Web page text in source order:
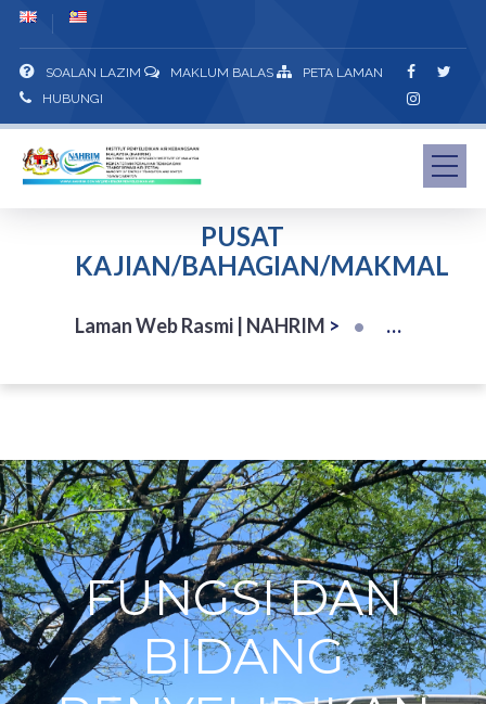
SOALAN LAZIM MAKLUM BALAS
PETA LAMAN
HUBUNGI
PUSAT
KAJIAN/BAHAGIAN/MAKMAL
Laman Web Rasmi | NAHRIM >
FUNGSI DAN
BIDANG